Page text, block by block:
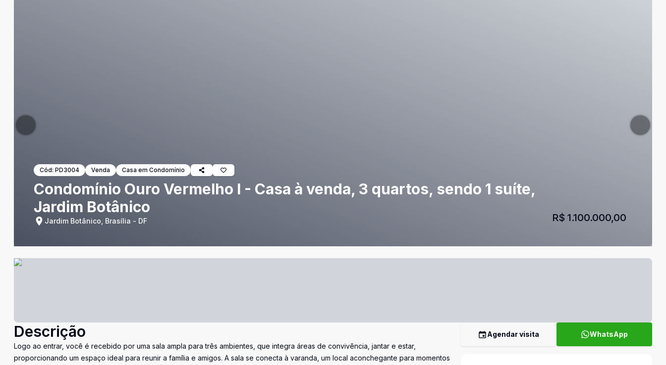
Cód: PD3004 Venda Casa em Condomínio
Condomínio Ouro Vermelho I - Casa à venda, 3 quartos, sendo 1 suíte,
Jardim Botânico
Jardim Botânico, Brasília - DF R$ 1.100.000,00
Descrição
Logo ao entrar, você é recebido por uma sala ampla para três ambientes, que integra áreas de convivência, jantar e estar,
proporcionando um espaço ideal para reunir a família e amigos. A sala se conecta à varanda, um local aconchegante para momentos
Agendar visita WhatsApp